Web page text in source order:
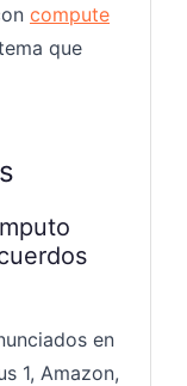
compute
que
en
1, Amazon,